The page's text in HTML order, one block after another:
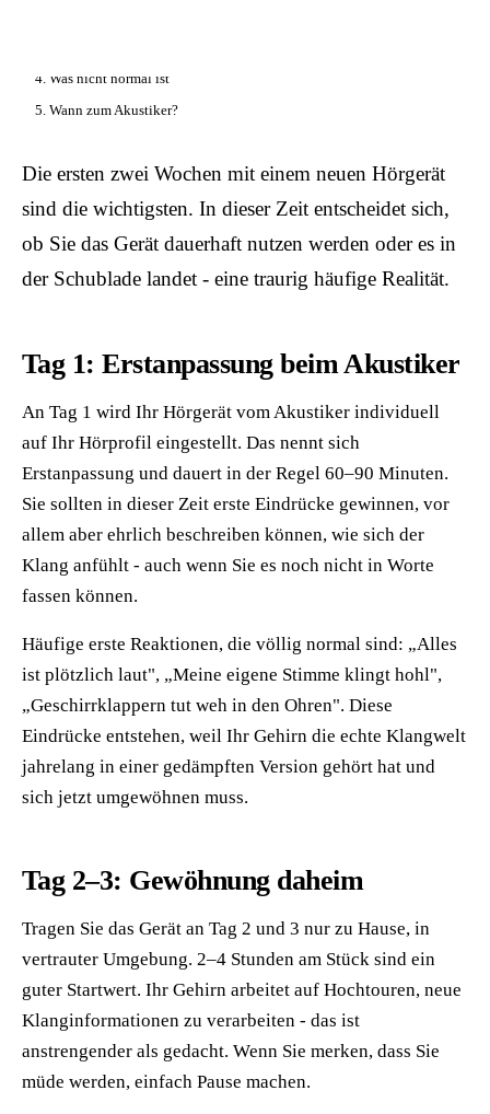
4. Was nicht normal ist
5. Wann zum Akustiker?
Die ersten zwei Wochen mit einem neuen Hörgerät
sind die wichtigsten. In dieser Zeit entscheidet sich,
ob Sie das Gerät dauerhaft nutzen werden oder es in
der Schublade landet - eine traurig häufige Realität.
Tag 1: Erstanpassung beim Akustiker
An Tag 1 wird Ihr Hörgerät vom Akustiker individuell
auf Ihr Hörprofil eingestellt. Das nennt sich
Erstanpassung und dauert in der Regel 60–90 Minuten.
Sie sollten in dieser Zeit erste Eindrücke gewinnen, vor
allem aber ehrlich beschreiben können, wie sich der
Klang anfühlt - auch wenn Sie es noch nicht in Worte
fassen können.
Häufige erste Reaktionen, die völlig normal sind: „Alles
ist plötzlich laut", „Meine eigene Stimme klingt hohl",
„Geschirrklappern tut weh in den Ohren". Diese
Eindrücke entstehen, weil Ihr Gehirn die echte Klangwelt
jahrelang in einer gedämpften Version gehört hat und
sich jetzt umgewöhnen muss.
Tag 2–3: Gewöhnung daheim
Tragen Sie das Gerät an Tag 2 und 3 nur zu Hause, in
vertrauter Umgebung. 2–4 Stunden am Stück sind ein
guter Startwert. Ihr Gehirn arbeitet auf Hochtouren, neue
Klanginformationen zu verarbeiten - das ist
anstrengender als gedacht. Wenn Sie merken, dass Sie
müde werden, einfach Pause machen.